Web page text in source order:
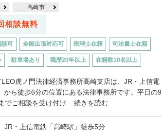
高崎市
相談無料
談可 全国出張対応可 税理士在籍 司法書士在籍
駐車場あり 職歴20年以上 在籍数10名以上
虎ノ門法律経済事務所高崎支店は、JR・上信電
から徒歩6分の位置にある法律事務所です。平日の9
でご相談を受け付け... 続きを読む
JR・上信電鉄「高崎駅」徒歩5分